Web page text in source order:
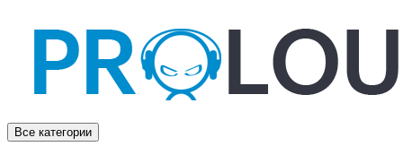
Все категории